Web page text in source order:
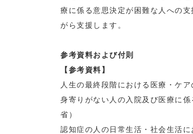
療に係る意思決定が困難な人への
がら支援します。
参考資料および付則
【参考資料】
人生の最終段階における医療・ケ
身寄りがない人の入院及び医療に
省）
認知症の人の日常生活・社会生活